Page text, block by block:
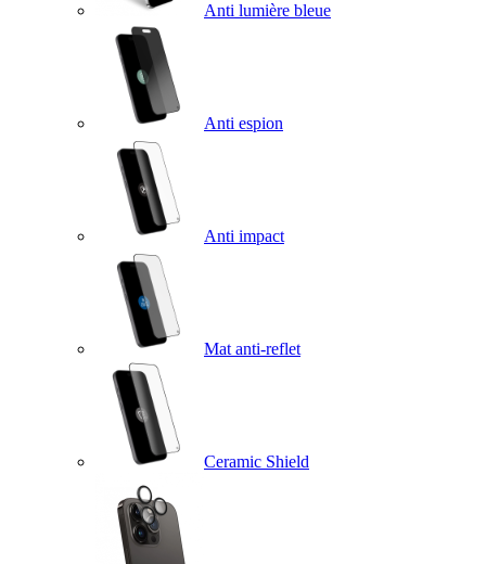
Anti lumière bleue
Anti espion
Anti impact
Mat anti-reflet
Ceramic Shield